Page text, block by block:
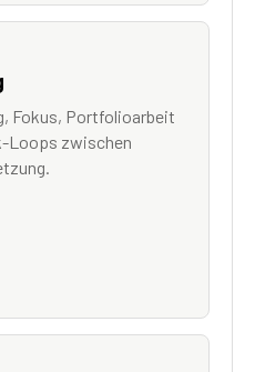
Fokus, Portfolioarbeit
Loops zwischen